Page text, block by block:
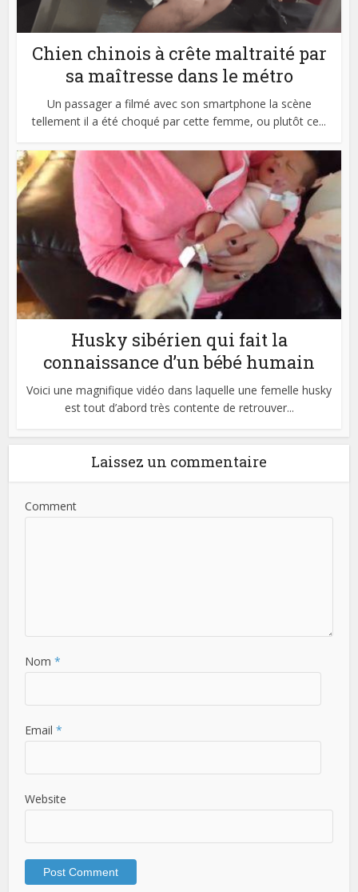
Chien chinois à crête maltraité par
sa maîtresse dans le métro
Un passager a filmé avec son smartphone la scène
tellement il a été choqué par cette femme, ou plutôt ce...
Husky sibérien qui fait la
connaissance d’un bébé humain
Voici une magnifique vidéo dans laquelle une femelle husky
est tout d’abord très contente de retrouver...
Laissez un commentaire
Comment
Nom*
Email*
Website